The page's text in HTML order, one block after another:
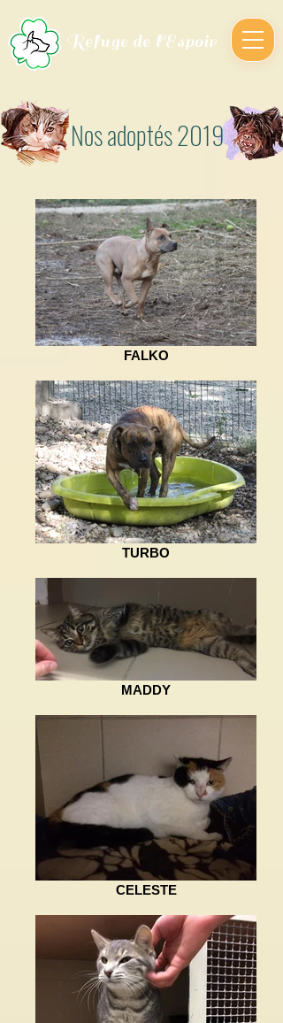
Refuge de l'Espoir
Nos adoptés 2019
FALKO
TURBO
MADDY
CELESTE